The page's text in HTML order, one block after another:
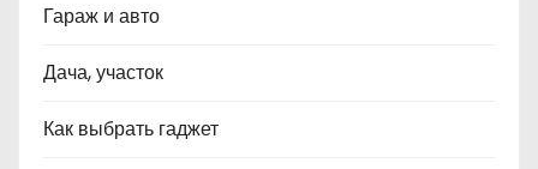
Гараж и авто
Дача, участок
Как выбрать гаджет